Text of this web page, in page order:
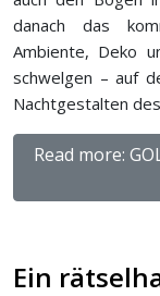
danach das
Ambiente, Deko
schwelgen – auf
Nachtgestalten
Read more:
Ein